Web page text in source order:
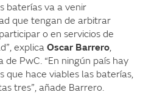
baterías va a venir
que tengan de arbitrar
o en servicios de
explica Oscar Barrero,
PwC. “En ningún país hay
que hace viables las baterías,
tres”, añade Barrero.